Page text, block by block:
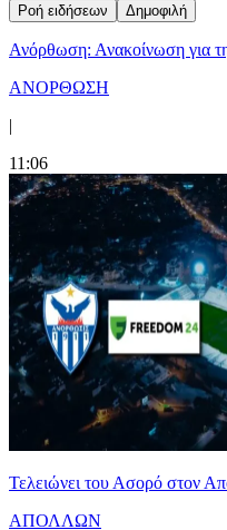
Ροή ειδήσεων Δημοφιλή
Ανόρθωση: Ανακοίνωση για
ΑΝΟΡΘΩΣΗ
|
11:06
Τελειώνει του Ασορό στον
ΑΠΟΛΛΩΝ